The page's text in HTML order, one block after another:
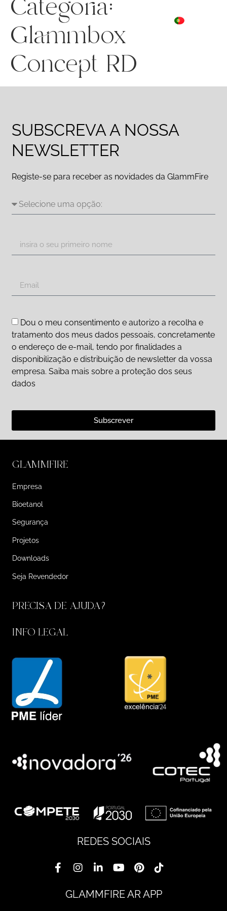
Categoria:
Glammbox
Concept RD
SUBSCREVA A NOSSA
NEWSLETTER
Registe-se para receber as novidades da GlammFire
Dou o meu consentimento e autorizo a recolha e
tratamento dos meus dados pessoais, concretamente
o endereço de e-mail, tendo por finalidades a
disponibilização e distribuição de newsletter da vossa
empresa. Saiba mais sobre a proteção dos seus
dados
Subscrever
GLAMMFIRE
Empresa
Bioetanol
Segurança
Projetos
Downloads
Seja Revendedor
PRECISA DE AJUDA?
INFO LEGAL
REDES SOCIAIS
GLAMMFIRE AR APP